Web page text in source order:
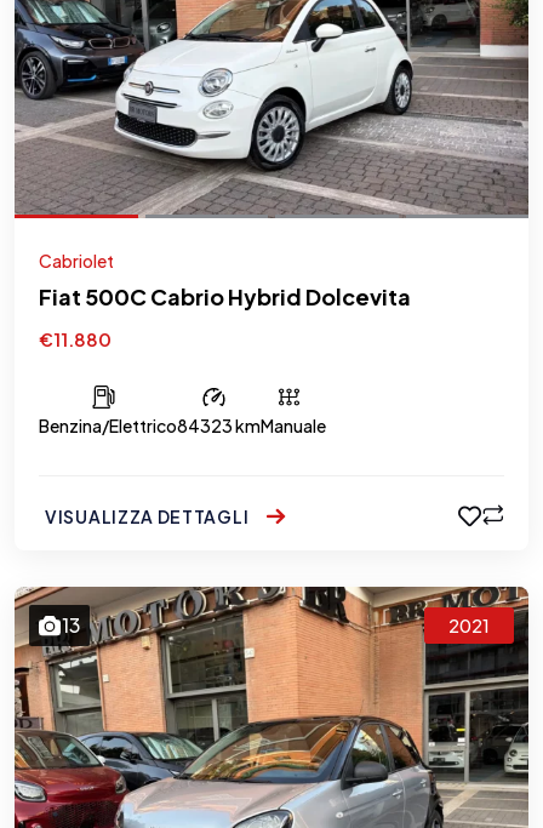
Cabriolet
Fiat 500C Cabrio Hybrid Dolcevita
€11.880
Benzina/Elettrico84323 kmManuale
VISUALIZZA DETTAGLI
13 2021